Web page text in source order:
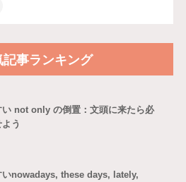
記事ランキング
い not only の倒置：文頭に来たら必
う
いnowadays, these days, lately,